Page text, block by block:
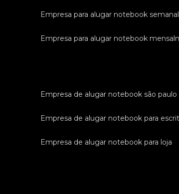
empresa para alugar notebook
empresa para alugar notebook
empresa de alugar notebook são paulo
empresa de alugar notebook para
empresa de alugar notebook para loja